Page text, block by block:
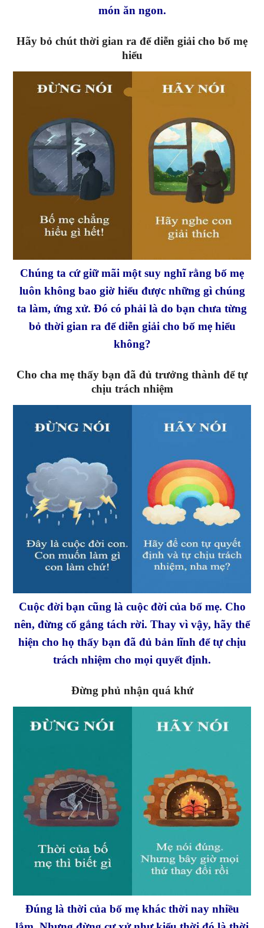
món ăn ngon.
Hãy bỏ chút thời gian ra để diễn giải cho bố mẹ
hiểu
Chúng ta cứ giữ mãi một suy nghĩ rằng bố mẹ
luôn không bao giờ hiểu được những gì chúng
ta làm, ứng xử. Đó có phải là do bạn chưa từng
bỏ thời gian ra để diễn giải cho bố mẹ hiểu
không?
Cho cha mẹ thấy bạn đã đủ trưởng thành để tự
chịu trách nhiệm
Cuộc đời bạn cũng là cuộc đời của bố mẹ. Cho
nên, đừng cố gắng tách rời. Thay vì vậy, hãy thể
hiện cho họ thấy bạn đã đủ bản lĩnh để tự chịu
trách nhiệm cho mọi quyết định.
Đừng phủ nhận quá khứ
Đúng là thời của bố mẹ khác thời nay nhiều